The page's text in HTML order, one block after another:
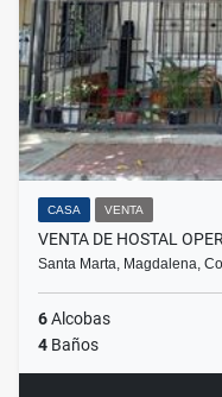
CASA VENTA
VENTA DE HOSTAL
Santa Marta, Magdalena,
6Alcobas
4 Baños